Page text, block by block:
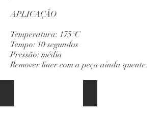
APLICAÇÃO
Temperatura: 175°C
Tempo: 10 segundos
Pressão: média
Remover liner com a peça ainda quente.